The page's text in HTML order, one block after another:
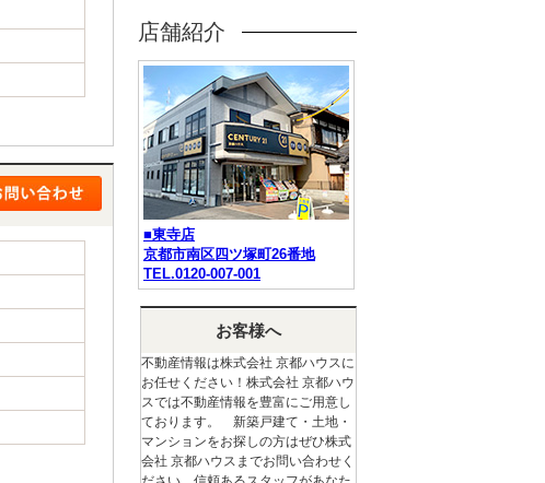
店舗紹介
■東寺店
京都市南区四ツ塚町26番地
TEL.0120-007-001
お客様へ
不動産情報は株式会社 京都ハウスに
お任せください！株式会社 京都ハウ
スでは不動産情報を豊富にご用意し
ております。 新築戸建て・土地・
マンションをお探しの方はぜひ株式
会社 京都ハウスまでお問い合わせく